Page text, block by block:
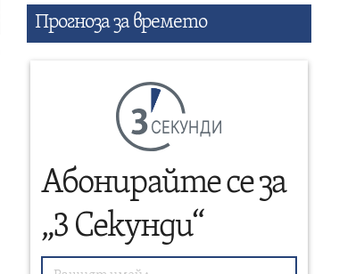
Прогнозa за времето
СЕКУНДИ
Абонирайте се за
„3 Секунди“